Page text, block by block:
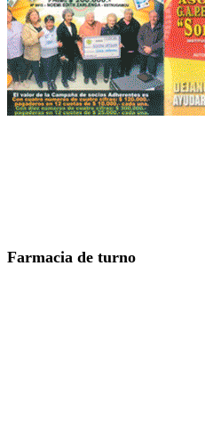
Farmacia de turno